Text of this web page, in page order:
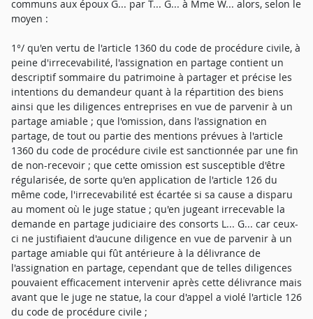
communs aux époux G... par T... G... à Mme W... alors, selon le
moyen :
1°/ qu'en vertu de l'article 1360 du code de procédure civile, à
peine d'irrecevabilité, l'assignation en partage contient un
descriptif sommaire du patrimoine à partager et précise les
intentions du demandeur quant à la répartition des biens
ainsi que les diligences entreprises en vue de parvenir à un
partage amiable ; que l'omission, dans l'assignation en
partage, de tout ou partie des mentions prévues à l'article
1360 du code de procédure civile est sanctionnée par une fin
de non-recevoir ; que cette omission est susceptible d'être
régularisée, de sorte qu'en application de l'article 126 du
même code, l'irrecevabilité est écartée si sa cause a disparu
au moment où le juge statue ; qu'en jugeant irrecevable la
demande en partage judiciaire des consorts L... G... car ceux-
ci ne justifiaient d'aucune diligence en vue de parvenir à un
partage amiable qui fût antérieure à la délivrance de
l'assignation en partage, cependant que de telles diligences
pouvaient efficacement intervenir après cette délivrance mais
avant que le juge ne statue, la cour d'appel a violé l'article 126
du code de procédure civile ;